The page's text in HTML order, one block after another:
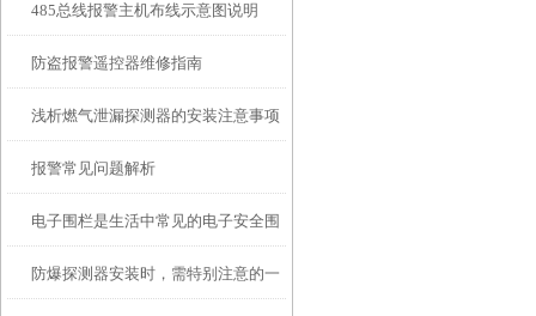
警器预防燃气泄漏
485总线报警主机布线示意图说明
防盗报警遥控器维修指南
浅析燃气泄漏探测器的安装注意事项
报警常见问题解析
电子围栏是生活中常见的电子安全围
栏设备
防爆探测器安装时，需特别注意的一